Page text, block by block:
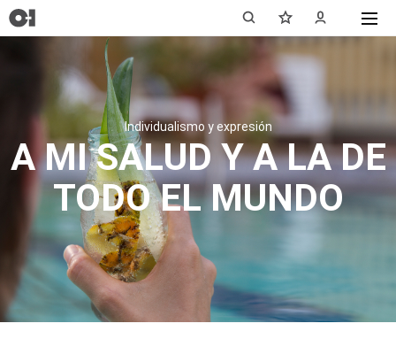
Individualismo y expresión
A MI SALUD Y A LA DE
TODO EL MUNDO